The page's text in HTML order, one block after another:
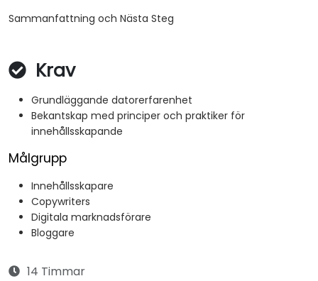
Sammanfattning och Nästa Steg
Krav
Grundläggande datorerfarenhet
Bekantskap med principer och praktiker för
innehållsskapande
Målgrupp
Innehållsskapare
Copywriters
Digitala marknadsförare
Bloggare
14 Timmar